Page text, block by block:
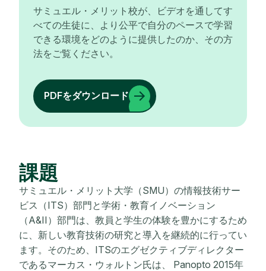
サミュエル・メリット校が、ビデオを通してす
べての生徒に、より公平で自分のペースで学習
できる環境をどのように提供したのか、その方
法をご覧ください。
PDFをダウンロード
課題
サミュエル・メリット大学（SMU）の情報技術サー
ビス（ITS）部門と学術・教育イノベーション
（A&II）部門は、教員と学生の体験を豊かにするため
に、新しい教育技術の研究と導入を継続的に行ってい
ます。そのため、ITSのエグゼクティブディレクター
であるマーカス・ウォルトン氏は、 Panopto 2015年